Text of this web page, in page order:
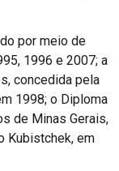
por meio de
1996 e 2007; a
concedida pela
1998; o Diploma
de Minas Gerais,
Kubistchek, em